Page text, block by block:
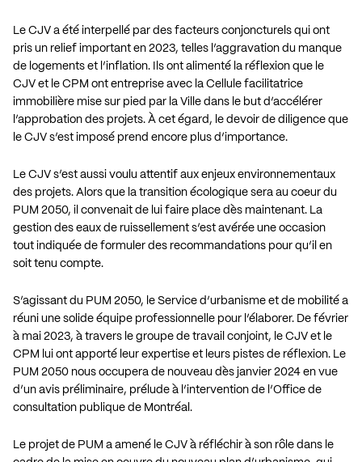
Le CJV a été interpellé par des facteurs conjoncturels qui ont
pris un relief important en 2023, telles l’aggravation du manque
de logements et l’inflation. Ils ont alimenté la réflexion que le
CJV et le CPM ont entreprise avec la Cellule facilitatrice
immobilière mise sur pied par la Ville dans le but d’accélérer
l’approbation des projets. À cet égard, le devoir de diligence que
le CJV s’est imposé prend encore plus d’importance.
Le CJV s’est aussi voulu attentif aux enjeux environnementaux
des projets. Alors que la transition écologique sera au coeur du
PUM 2050, il convenait de lui faire place dès maintenant. La
gestion des eaux de ruissellement s’est avérée une occasion
tout indiquée de formuler des recommandations pour qu’il en
soit tenu compte.
S’agissant du PUM 2050, le Service d’urbanisme et de mobilité a
réuni une solide équipe professionnelle pour l’élaborer. De février
à mai 2023, à travers le groupe de travail conjoint, le CJV et le
CPM lui ont apporté leur expertise et leurs pistes de réflexion. Le
PUM 2050 nous occupera de nouveau dès janvier 2024 en vue
d’un avis préliminaire, prélude à l’intervention de l’Office de
consultation publique de Montréal.
Le projet de PUM a amené le CJV à réfléchir à son rôle dans le